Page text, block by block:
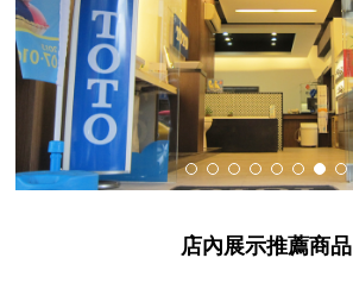
店內展示推薦商品